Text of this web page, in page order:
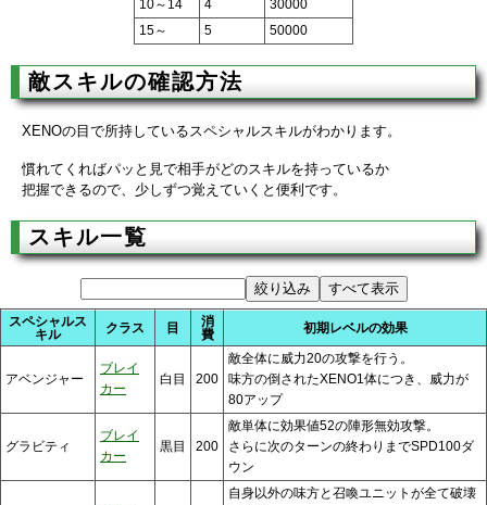
10～14 4
30000
15～
5 50000
敵スキルの確認方法
XENOの目で所持しているスペシャルスキルがわかります。
慣れてくればパッと見で相手がどのスキルを持っているか
把握できるので、少しずつ覚えていくと便利です。
スキル一覧
スペシャルス
キル
クラス 目
消
費
初期レベルの効果
アベンジャー
ブレイ
カー
白目 200
敵全体に威力20の攻撃を行う。
味方の倒されたXENO1体につき、威力が
80アップ
グラビティ
ブレイ
カー
黒目 200
敵単体に効果値52の陣形無効攻撃。
さらに次のターンの終わりまでSPD100ダ
ウン
自身以外の味方と召喚ユニットが全て破壊